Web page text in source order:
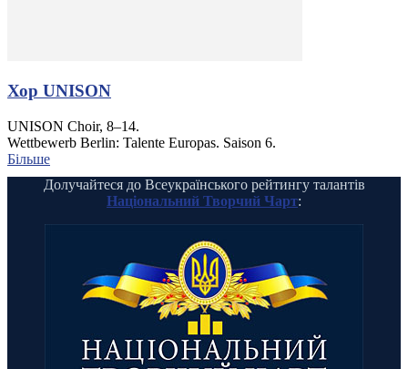
Хор UNISON
UNISON Choir, 8–14.
Wettbewerb Berlin: Talente Europas. Saison 6.
Більше
Долучайтеся до Всеукраїнського рейтингу талантів
Національний Творчий Чарт: